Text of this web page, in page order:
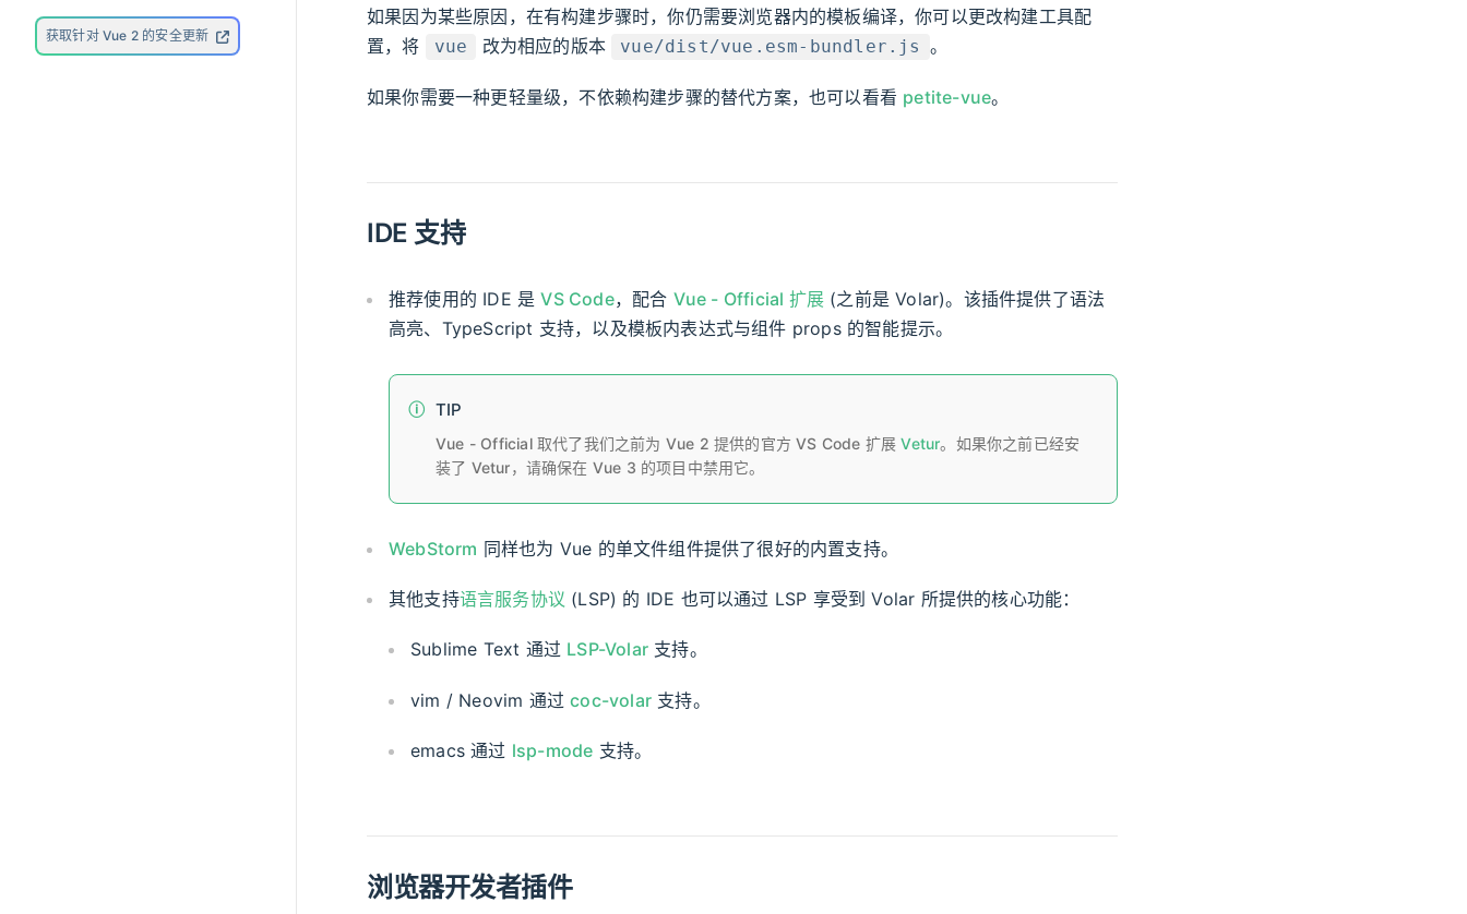
获取针对 Vue 2 的安全更新
如果因为某些原因，在有构建步骤时，你仍需要浏览器内的模板编译，你可以更改构建工具配
置，将
vue 改为相应的版本 vue/dist/vue.esm-bundler.js 。
如果你需要一种更轻量级，不依赖构建步骤的替代方案，也可以看看 petite-vue。
IDE 支持
推荐使用的 IDE 是VS Code，配合 Vue - Official 扩展 (之前是 Volar)。该插件提供了语法
高亮、TypeScript 支持，以及模板内表达式与组件 props 的智能提示。
TIP
Vue - Official 取代了我们之前为 Vue 2 提供的官方 VS Code 扩展Vetur。如果你之前已经安
装了 Vetur，请确保在 Vue 3 的项目中禁用它。
WebStorm 同样也为 Vue 的单文件组件提供了很好的内置支持。
其他支持语言服务协议 (LSP) 的 IDE 也可以通过 LSP 享受到 Volar 所提供的核心功能：
Sublime Text 通过 LSP-Volar 支持。
vim / Neovim 通过coc-volar 支持。
emacs 通过 lsp-mode 支持。
浏览器开发者插件